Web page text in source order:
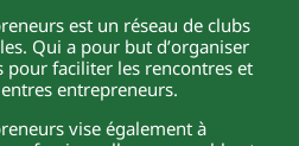
est un réseau de clubs
Qui a pour but d’organiser
pour faciliter les rencontres et
entrepreneurs.
vise également à